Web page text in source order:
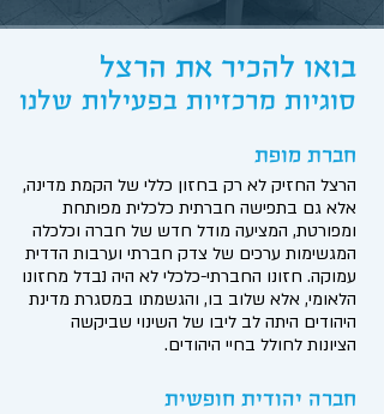
בואו להכיר את הרצל
סוגיות מרכזיות בפעילות שלנו
חברת מופת
הרצל החזיק לא רק בחזון כללי של הקמת מדינה,
אלא גם בתפישה חברתית כלכלית מפותחת
ומפורטת, המציעה מודל חדש של חברה וכלכלה
המגשימות ערכים של צדק חברתי וערבות הדדית
עמוקה. חזונו החברתי-כלכלי לא היה נבדל מחזונו
הלאומי, אלא שלוב בו, והגשמתו במסגרת מדינת
היהודים היתה לב ליבו של השינוי שביקשה
הציונות לחולל בחיי היהודים.
חברה יהודית חופשית